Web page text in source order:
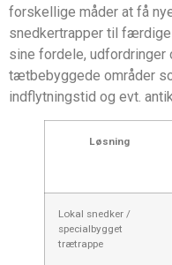
forskellige måder at få
snedkertrapper til færdige
sine fordele,
tætbebyggede områder
indflytningstid og evt.
Løsning
Lokal snedker /
specialbygget
trætrappe